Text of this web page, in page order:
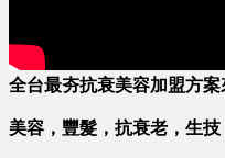
全台最夯抗衰美容加盟方案
美容，豐髮，抗衰老，生